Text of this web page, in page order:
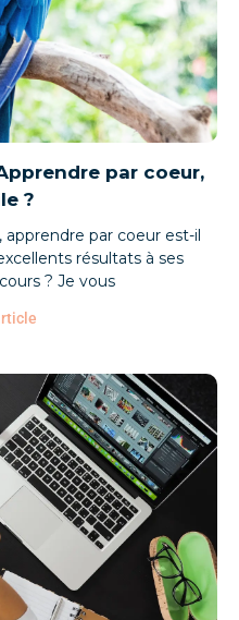
par coeur,
?
apprendre par coeur est-il
résultats à ses
? Je vous